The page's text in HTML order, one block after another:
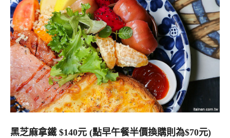
黑芝麻拿鐵 $140元 (點早午餐半價換購則為$70元)